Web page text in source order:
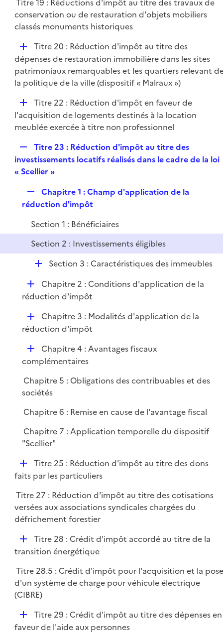
i
e
r
Titre 19 : Réductions d'impôt au titre des travaux de
conservation ou de restauration d'objets mobiliers
classés monuments historiques
D
é
p
l
r
Titre 20 : Réduction d'impôt au titre des
dépenses de restauration immobilière dans les sites
patrimoniaux remarquables et les quartiers relevant
la politique de la ville (dispositif « Malraux »)
D
é
p
e
r
Titre 22 : Réduction d'impôt en faveur de
l'acquisition de logements destinés à la location
meublée exercée à titre non professionnel
e
p
i
e
Titre 23 : Réduction d'impôt au titre des
investissements locatifs réalisés dans le cadre de la loi
« Scellier »
e
l
e
r
Chapitre 1 : Champ d'application de la
réduction d'impôt
Section 1 : Bénéficiaires
Section 2 : Investissements éligibles
D
p
l
i
e
r
Section 3 : Caractéristiques des immeubles
D
é
i
Chapitre 2 : Conditions d'application de la
réduction d'impôt
D
é
i
r
Chapitre 3 : Modalités d'application de la
réduction d'impôt
D
é
l
i
e
Chapitre 4 : Avantages fiscaux
complémentaires
Chapitre 5 : Obligations des contribuables et des
sociétés
Chapitre 6 : Remise en cause de l'avantage fiscal
Chapitre 7 : Application temporelle du dispositif
"Scellier"
D
é
l
i
e
Titre 25 : Réduction d'impôt au titre des dons
faits par les particuliers
Titre 27 : Réduction d'impôt au titre des cotisations
versées aux associations syndicales chargées du
défrichement forestier
D
é
l
i
e
Titre 28 : Crédit d'impôt accordé au titre de la
transition énergétique
Titre 28.5 : Crédit d'impôt pour l'acquisition et la
d'un système de charge pour véhicule électrique
(CIBRE)
D
é
Titre 29 : Crédit d'impôt au titre des dépenses en
faveur de l'aide aux personnes